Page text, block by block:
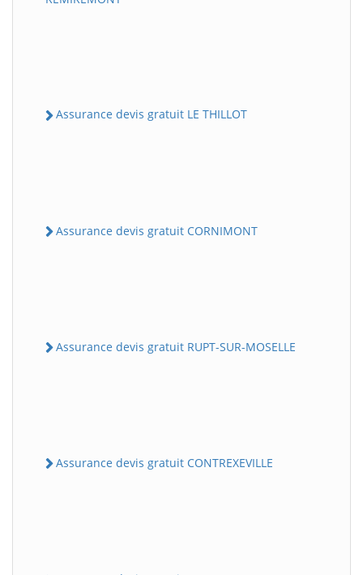
Assurance devis gratuit LE THILLOT
Assurance devis gratuit CORNIMONT
Assurance devis gratuit RUPT-SUR-MOSELLE
Assurance devis gratuit CONTREXEVILLE